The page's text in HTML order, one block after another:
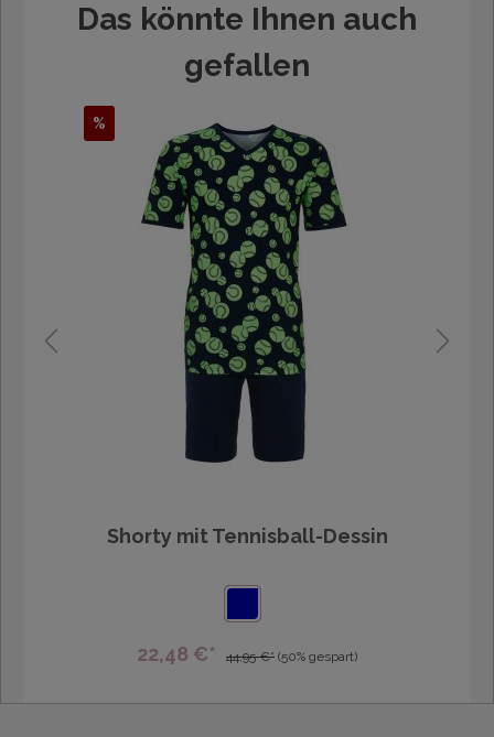
Das könnte Ihnen auch
gefallen
%
Shorty mit Tennisball-Dessin
22,48 €* 44,95 €* (50% gespart)